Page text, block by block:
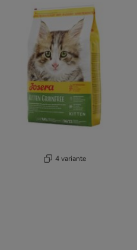
4 variante